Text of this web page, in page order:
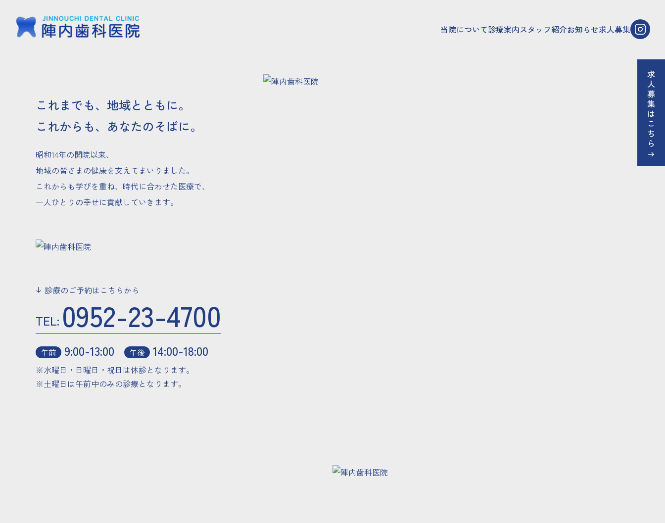
当院について診療案内スタッフ紹介お知らせ求人募集
これまでも、地域とともに。
これからも、あなたのそばに。
昭和14年の開院以来、
地域の皆さまの健康を支えてまいりました。
これからも学びを重ね、時代に合わせた医療で、
一人ひとりの幸せに貢献していきます。
診療のご予約はこちらから
TEL: 0952-23-4700
午前 9:00-13:00 午後 14:00-18:00
※水曜日・日曜日・祝日は休診となります。
※土曜日は午前中のみの診療となります。